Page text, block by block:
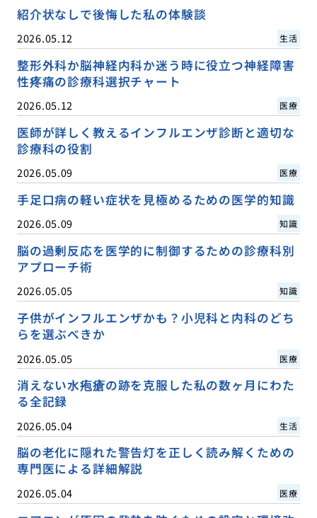
紹介状なしで後悔した私の体験談
2026.05.12 生活
整形外科か脳神経内科か迷う時に役立つ神経障害
性疼痛の診療科選択チャート
2026.05.12 医療
医師が詳しく教えるインフルエンザ診断と適切な
診療科の役割
2026.05.09 医療
手足口病の軽い症状を見極めるための医学的知識
2026.05.09 知識
脳の過剰反応を医学的に制御するための診療科別
アプローチ術
2026.05.05 知識
子供がインフルエンザかも？小児科と内科のどち
らを選ぶべきか
2026.05.05 医療
消えない水疱瘡の跡を克服した私の数ヶ月にわた
る全記録
2026.05.04 生活
脳の老化に隠れた警告灯を正しく読み解くための
専門医による詳細解説
2026.05.04 医療